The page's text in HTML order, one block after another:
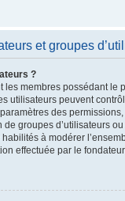
et groupes
?
les membres possédant le
utilisateurs peuvent
des
de groupes d’utilisateurs
à modérer
effectuée par le